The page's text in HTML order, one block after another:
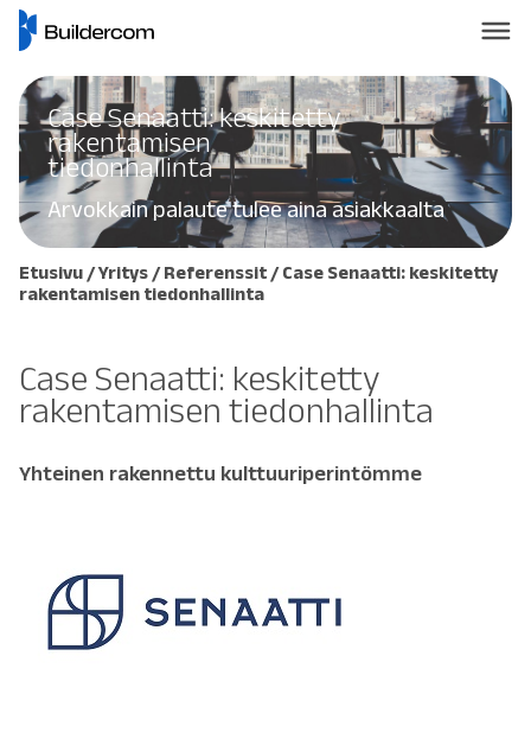
Case Senaatti: keskitetty
rakentamisen
tiedonhallinta
Arvokkain palaute tulee aina asiakkaalta
Etusivu /Yritys /Referenssit / Case Senaatti: keskitetty
rakentamisen tiedonhallinta
Case Senaatti: keskitetty
rakentamisen tiedonhallinta
Yhteinen rakennettu kulttuuriperintömme